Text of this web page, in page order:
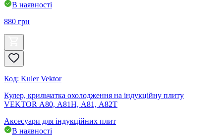
В наявності
880 грн
Код: Kuler Vektor
Кулер, крильчатка охолодження на індукційну плиту
VEKTOR А80, А81Н, А81, А82Т
Аксесуари для індукційних плит
В наявності